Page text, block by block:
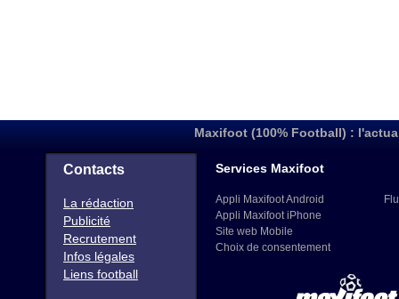
Maxifoot (100% Football) :
Contacts
La rédaction
Publicité
Recrutement
Infos légales
Liens football
Services Maxifoot
Appli Maxifoot Android
Appli Maxifoot iPhone
Site web Mobile
Choix de consentement